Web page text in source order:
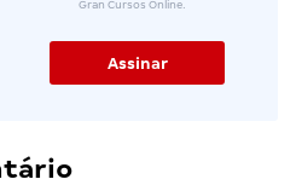
Gran Cursos Online.